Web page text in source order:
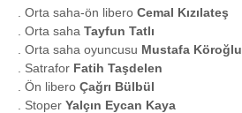
. Orta saha-ön libero Cemal Kızılateş
. Orta saha Tayfun Tatlı
. Orta saha oyuncusu Mustafa Köroğlu
. Satrafor Fatih Taşdelen
. Ön libero Çağrı Bülbül
. Stoper Yalçın Eycan Kaya